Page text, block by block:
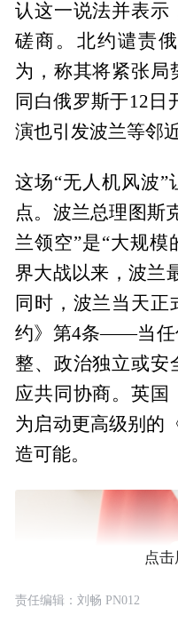
认这一说法并表示
磋商。北约谴责
为，称其将紧张局
同白俄罗斯于12日
演也引发波兰等邻
这场“无人机风波”
点。波兰总理图斯
兰领空”是“大规模
界大战以来，波兰
同时，波兰当天
约》第4条——当任
整、政治独立或安
应共同协商。英国
为启动更高级别的
造可能。
点
责任编辑：刘畅 PN012